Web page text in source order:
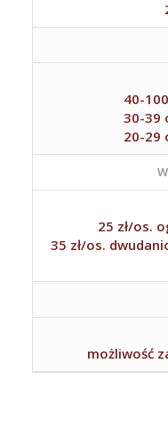
40-
30-39
20-29
25 zł/os.
35 zł/os.
możliwość